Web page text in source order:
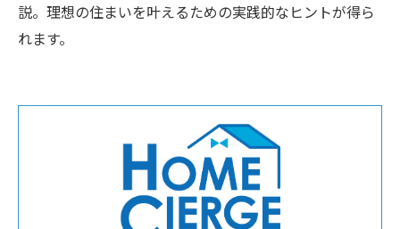
説。理想の住まいを叶えるための実践的なヒントが得ら
れます。